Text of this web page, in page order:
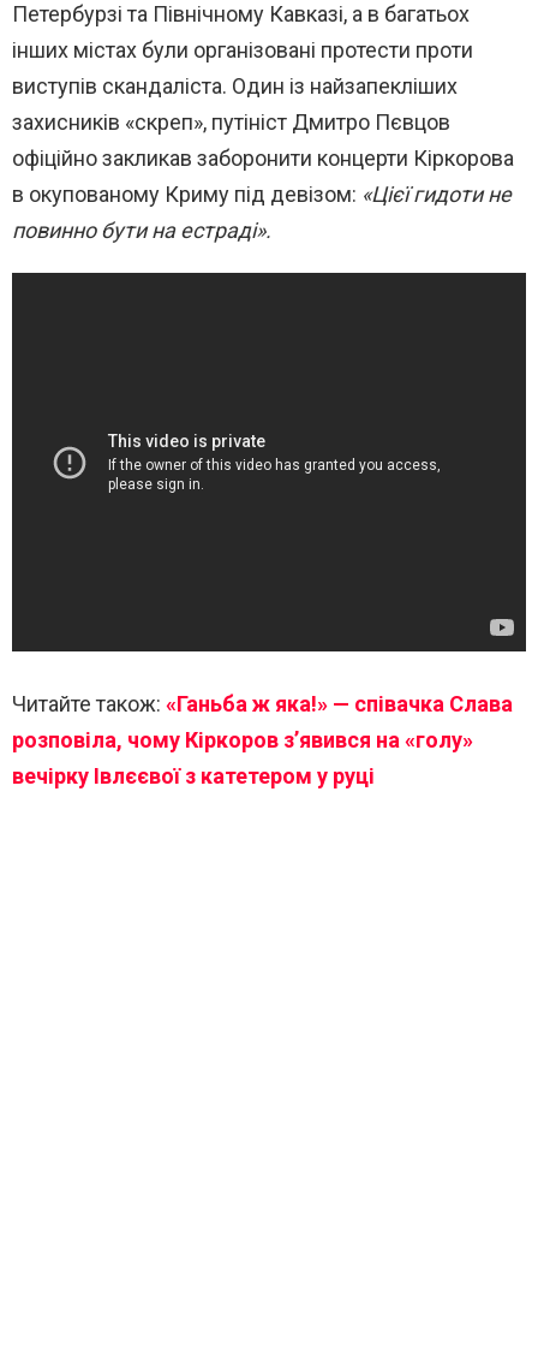
Петербурзі та Північному Кавказі, а в багатьох
інших містах були організовані протести проти
виступів скандаліста. Один із найзапекліших
захисників «скреп», путініст Дмитро Пєвцов
офіційно закликав заборонити концерти Кіркорова
в окупованому Криму під девізом: «Цієї гидоти не
повинно бути на естраді».
Читайте також: «Ганьба ж яка!» — співачка Слава
розповіла, чому Кіркоров з’явився на «голу»
вечірку Івлєєвої з катетером у руці